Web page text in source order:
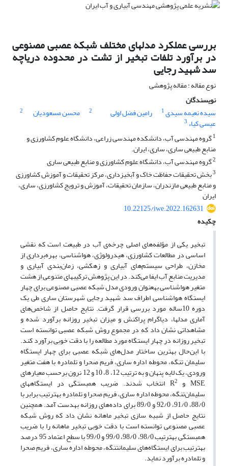
بررسی عملکرد مدل‏های مختلف شبکه عصبی مصنوعی
در برآورد تلفات تبخیر از تشت در محدوده دریاچه
سد شهید رجایی
نوع مقاله : مقاله پژوهشی
نویسندگان
سیده نعیمه سیدی1 رامین فضل اولی 2 محسن مسعودیان 2
عیسی کیاء 3
1گروه مهندسی آب، دانشکده مهندسی زراعی، دانشگاه علوم کشاورزی و
منابع طبیعی ساری، ساری، ایران.
2گروه مهندسی آب، دانشگاه علوم کشاورزی و منابع طبیعی ساری
3بخش تحقیقات حفاظت خاک و آبخیزداری، مرکز تحقیقات و آموزش کشاورزی
و منابع طبیعی مازندران، سازمان تحقیقات، آموزش و ترویج کشاورزی، ساری،
ایران
10.22125/iwe.2022.162631
چکیده
تبخیر یکی از مؤلفه‌های اصلی چرخه‌ی آب در طبیعت است که نقشی
اساسی در مطالعات کشاورزی، هیدرولوژی، هواشناسی، بهره‌برداری از
مخازن، طراحی سیستم‌های آبیاری و زهکشی، زمان‌بندی آبیاری و
مدیریت منابع آب ایفا می‌کند. در این پژوهش ترکیب‏های متنوعی از هشت
متغیر هواشناسی به‏عنوان ورودی مدل شبکه عصبی مصنوعی برای چهار
ایستگاه هواشناسی اطراف سد شهید رجایی شهرستان ساری طی یک
دوره 10ساله مورد بررسی قرار گرفت. نتایج حاصل از شاخص‌های
آماری مدل­ها، دیاگرام پراکنش و میزان تبخیر روزانه برآورد شده و
مشاهداتی نشان داد که در مجموع روش شبکه عصبی توانسته است
تبخیر روزانه در چهار ایستگاه مورد مطالعه را با دقت خوبی برآورد کند.
با این‌حال بهترین ساختار مدل‌های شبکه عصبی برای چهار ایستگاه
سلیمان تنگه، محوطه اداره ساری، فریم صحرا و تلمادره با هفت متغیر
ورودی، یک لایه پنهان و به ترتیب 12، 8، 10 و 12 نرون برحسب معیارهای
MSE و R 2 انتخاب شدند. ضریب همبستگی در ایستگاه­های
سلیمان‌تنگه، محوطه اداره ساری، فریم صحرا و تلمادره به­ترتیب برابر با
88/0، 91/0، 92/0 و 89/0 برای داده‌های روزانه به‏دست آمد. همچنین
نتایج حاصل از شبیه سازی تبخیر ماهانه نشان داد که روش شبکه
عصبی مصنوعی توانسته است با دقت خوبی تبخیر ماهانه را با ضریب
همبستگی به­ترتیب 98/0، 98/0، 99/0 و 99/0 با سطح اعتماد 95 درصد
به­ترتیب برای ایستگاه‌های سلیمان‏تنگه، محوطه اداره ساری، فریم صحرا
و تلمادره برآورد نماید.